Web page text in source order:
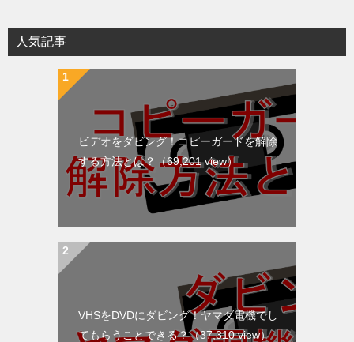
シ人気記事
ビデオをダビング！コピーガードを解除
する方法とは？ （69,201 view）
VHSをDVDにダビング！ヤマダ電機でし
てもらうことできる？（37,310 view）